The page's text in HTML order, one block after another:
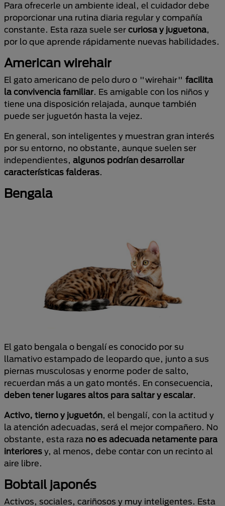
Para ofrecerle un ambiente ideal, el cuidador debe
proporcionar una rutina diaria regular y compañía
constante. Esta raza suele ser curiosa y juguetona,
por lo que aprende rápidamente nuevas habilidades.
American wirehair
El gato americano de pelo duro o "wirehair" facilita
la convivencia familiar. Es amigable con los niños y
tiene una disposición relajada, aunque también
puede ser juguetón hasta la vejez.
En general, son inteligentes y muestran gran interés
por su entorno, no obstante, aunque suelen ser
independientes, algunos podrían desarrollar
características falderas.
Bengala
El gato bengala o bengalí es conocido por su
llamativo estampado de leopardo que, junto a sus
piernas musculosas y enorme poder de salto,
recuerdan más a un gato montés. En consecuencia,
deben tener lugares altos para saltar y escalar.
Activo, tierno y juguetón, el bengalí, con la actitud y
la atención adecuadas, será el mejor compañero. No
obstante, esta raza no es adecuada netamente para
interiores y, al menos, debe contar con un recinto al
aire libre.
Bobtail japonés
Activos, sociales, cariñosos y muy inteligentes. Esta